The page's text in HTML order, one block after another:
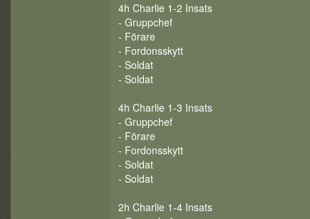
4h Charlie 1-2 Insats
- Gruppchef
- Förare
- Fordonsskytt
- Soldat
- Soldat
4h Charlie 1-3 Insats
- Gruppchef
- Förare
- Fordonsskytt
- Soldat
- Soldat
2h Charlie 1-4 Insats